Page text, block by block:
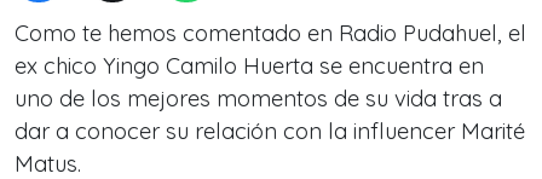
Como te hemos comentado en Radio Pudahuel, el
ex chico Yingo Camilo Huerta se encuentra en
uno de los mejores momentos de su vida tras a
dar a conocer su relación con la influencer Marité
Matus.